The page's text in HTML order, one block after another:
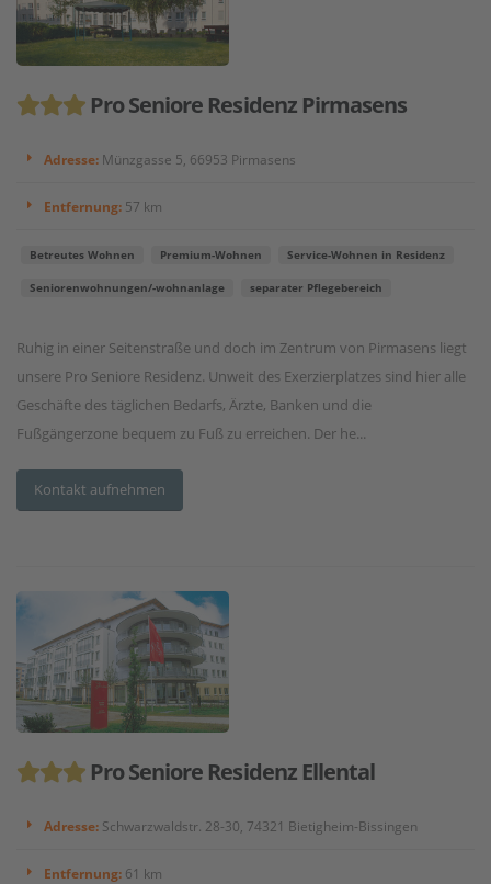
Pro Seniore Residenz Pirmasens
Adresse: Münzgasse 5, 66953 Pirmasens
Entfernung: 57 km
Betreutes Wohnen Premium-Wohnen Service-Wohnen in Residenz
Seniorenwohnungen/-wohnanlage separater Pflegebereich
Ruhig in einer Seitenstraße und doch im Zentrum von Pirmasens liegt
unsere Pro Seniore Residenz. Unweit des Exerzierplatzes sind hier alle
Geschäfte des täglichen Bedarfs, Ärzte, Banken und die
Fußgängerzone bequem zu Fuß zu erreichen. Der he...
Kontakt aufnehmen
Pro Seniore Residenz Ellental
Adresse: Schwarzwaldstr. 28-30, 74321 Bietigheim-Bissingen
Entfernung: 61 km